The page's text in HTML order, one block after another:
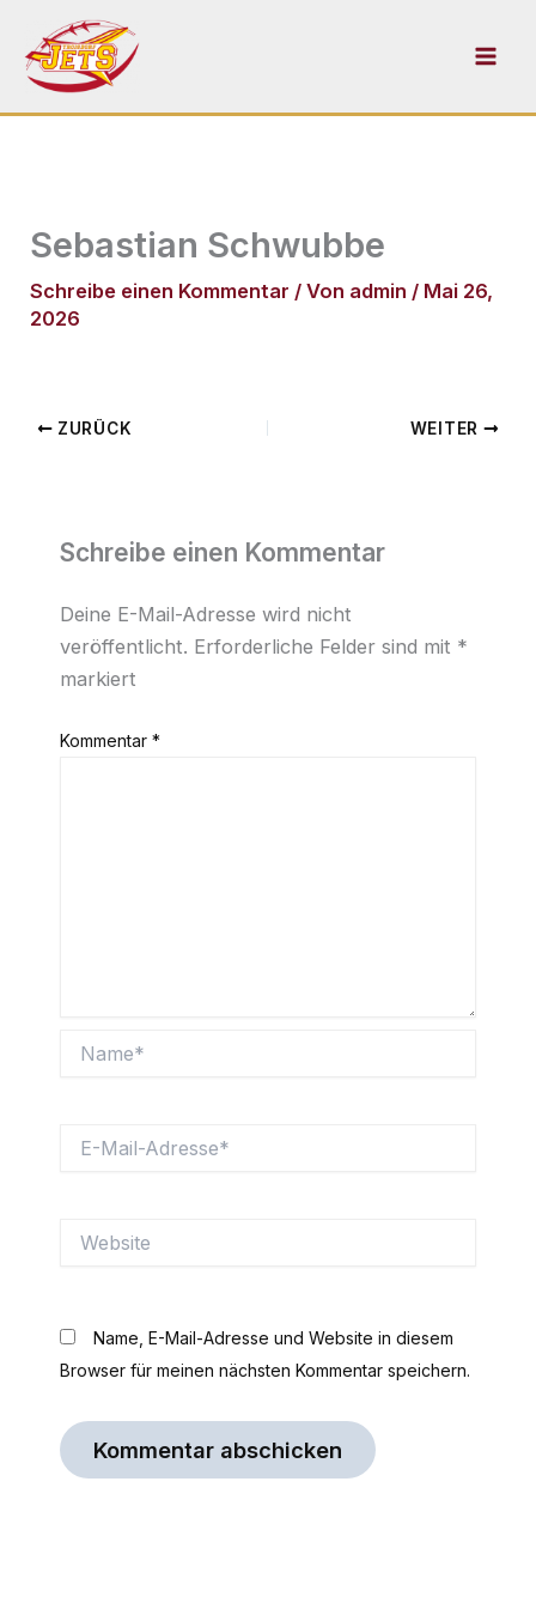
Inhalt
springen
Sebastian Schwubbe
Schreibe einen Kommentar / Von admin / Mai 26,
2026
ZURÜCK WEITER
Schreibe einen Kommentar
Deine E-Mail-Adresse wird nicht
veröffentlicht. Erforderliche Felder sind mit *
markiert
Kommentar *
Mail-
Name, E-Mail-Adresse und Website in diesem
Browser für meinen nächsten Kommentar speichern.